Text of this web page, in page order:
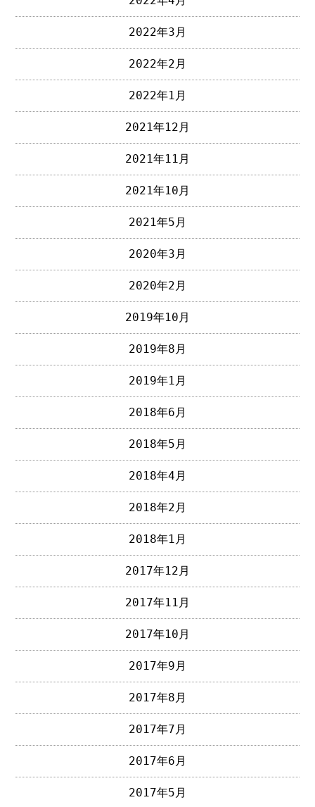
2022年3月
2022年2月
2022年1月
2021年12月
2021年11月
2021年10月
2021年5月
2020年3月
2020年2月
2019年10月
2019年8月
2019年1月
2018年6月
2018年5月
2018年4月
2018年2月
2018年1月
2017年12月
2017年11月
2017年10月
2017年9月
2017年8月
2017年7月
2017年6月
2017年5月